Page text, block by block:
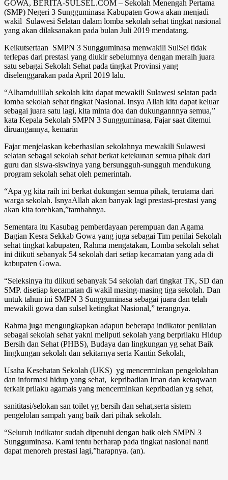
GOWA, BERITA-SULSEL.COM – Sekolah Menengah Pertama
(SMP) Negeri 3 Sungguminasa Kabupaten Gowa akan menjadi
wakil Sulawesi Selatan dalam lomba sekolah sehat tingkat nasional
yang akan dilaksanakan pada bulan Juli 2019 mendatang.
Keikutsertaan SMPN 3 Sungguminasa menwakili SulSel tidak
terlepas dari prestasi yang diukir sebelumnya dengan meraih juara
satu sebagai Sekolah Sehat pada tingkat Provinsi yang
diselenggarakan pada April 2019 lalu.
“Alhamdulillah sekolah kita dapat mewakili Sulawesi selatan pada
lomba sekolah sehat tingkat Nasional. Insya Allah kita dapat keluar
sebagai juara satu lagi, kita minta doa dan dukungannnya semua,”
kata Kepala Sekolah SMPN 3 Sungguminasa, Fajar saat ditemui
diruangannya, kemarin
Fajar menjelaskan keberhasilan sekolahnya mewakili Sulawesi
selatan sebagai sekolah sehat berkat ketekunan semua pihak dari
guru dan siswa-siswinya yang bersungguh-sungguh mendukung
program sekolah sehat oleh pemerintah.
“Apa yg kita raih ini berkat dukungan semua pihak, terutama dari
warga sekolah. IsnyaAllah akan banyak lagi prestasi-prestasi yang
akan kita torehkan,”tambahnya.
Sementara itu Kasubag pemberdayaan perempuan dan Agama
Bagian Kesra Sekkab Gowa yang juga sebagai Tim penilai Sekolah
sehat tingkat kabupaten, Rahma mengatakan, Lomba sekolah sehat
ini diikuti sebanyak 54 sekolah dari setiap kecamatan yang ada di
kabupaten Gowa.
“Seleksinya itu diikuti sebanyak 54 sekolah dari tingkat TK, SD dan
SMP. disetiap kecamatan di wakil masing-masing tiga sekolah. Dan
untuk tahun ini SMPN 3 Sungguminasa sebagai juara dan telah
mewakili gowa dan sulsel ketingkat Nasional,” terangnya.
Rahma juga mengungkapkan adapun beberapa indikator penilaian
sebagai sekolah sehat yakni meliputi sekolah yang berprilaku Hidup
Bersih dan Sehat (PHBS), Budaya dan lingkungan yg sehat Baik
lingkungan sekolah dan sekitarnya serta Kantin Sekolah,
Usaha Kesehatan Sekolah (UKS) yg mencerminkan pengelolahan
dan informasi hidup yang sehat, kepribadian Iman dan ketaqwaan
terkait prilaku agamais yang mencerminkan kepribadian yg sehat,
sanititasi/selokan san toilet yg bersih dan sehat,serta sistem
pengelolan sampah yang baik dari pihak sekolah.
“Seluruh indikator sudah dipenuhi dengan baik oleh SMPN 3
Sungguminasa. Kami tentu berharap pada tingkat nasional nanti
dapat menoreh prestasi lagi,”harapnya. (an).